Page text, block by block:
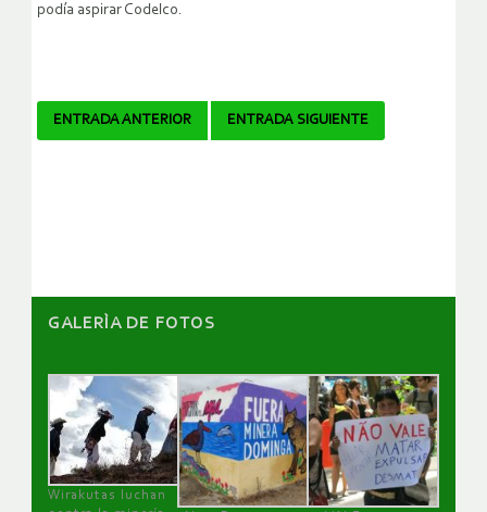
podía aspirar Codelco.
Navegador
ENTRADA ANTERIOR ENTRADA SIGUIENTE
GALERÌA DE FOTOS
Wirakutas luchan